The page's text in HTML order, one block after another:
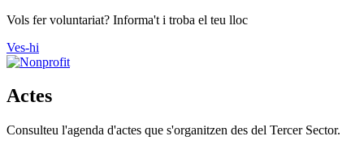
Vols fer voluntariat? Informa't i troba el teu lloc
Ves-hi
Actes
Consulteu l'agenda d'actes que s'organitzen des del Tercer Sector.